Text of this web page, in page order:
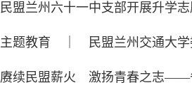
民盟兰州六十一中支部开展升学
主题教育 ｜ 民盟兰州交通大学
赓续民盟薪火 激扬青春之志——